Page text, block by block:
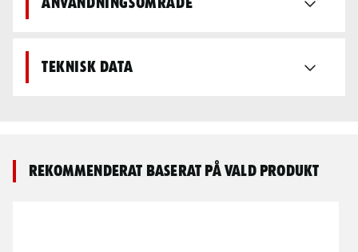
Användningsområde
Teknisk data
Rekommenderat baserat på vald produkt